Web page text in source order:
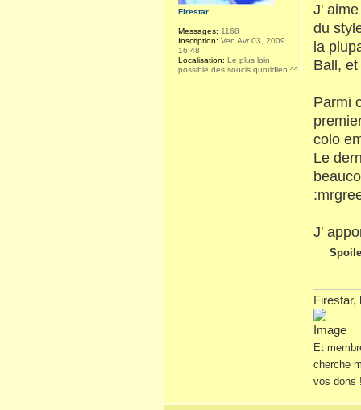
J'
du
la
Ball,
Parmi
colo
Le
J'
Firestar,
Et
cherche
vos dons
Firestar
Messages: 1168
Inscription: Ven Avr 03, 2009
16:48
Localisation: Le plus loin
possible des soucis quotidien ^^